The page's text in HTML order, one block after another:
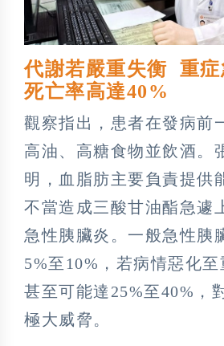
代謝若嚴重失衡 重症
死亡率高達40%
觀察指出，患者在發病前
高油、高糖食物並飲酒。
明，血脂肪主要負責提供
不當造成三酸甘油酯急遽
急性胰臟炎。一般急性胰
5%至10%，若病情惡化
甚至可能達25%至40%，
極大威脅。